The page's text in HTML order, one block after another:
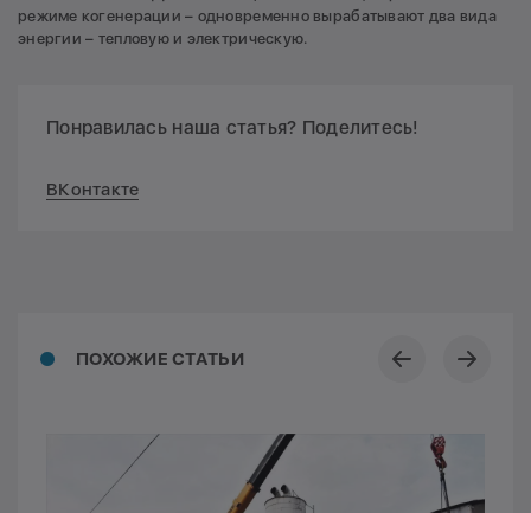
режиме когенерации – одновременно вырабатывают два вида
энергии – тепловую и электрическую.
Понравилась наша статья? Поделитесь!
ВКонтакте
ПОХОЖИЕ СТАТЬИ